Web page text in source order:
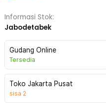
Informasi Stok:
Jabodetabek
Gudang Online
Tersedia
Toko Jakarta Pusat
sisa 2